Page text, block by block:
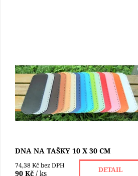
Dno z eko kůže je vhodné na výrobu
kabelek a tašek z přízí, macrame,
šňůr nebo špagátů. Má v sobě malé
otvory ( Ø 4 mm ) pro snadnější
práci....
Dostupnost:
Skladem 5 ks
DNA NA TAŠKY 10 X 30 CM
74,38 Kč bez DPH
90 Kč / ks DETAIL